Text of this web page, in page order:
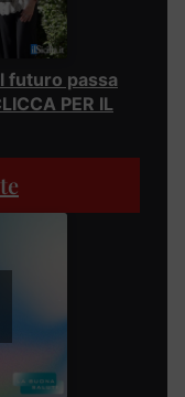
futuro passa
PER IL